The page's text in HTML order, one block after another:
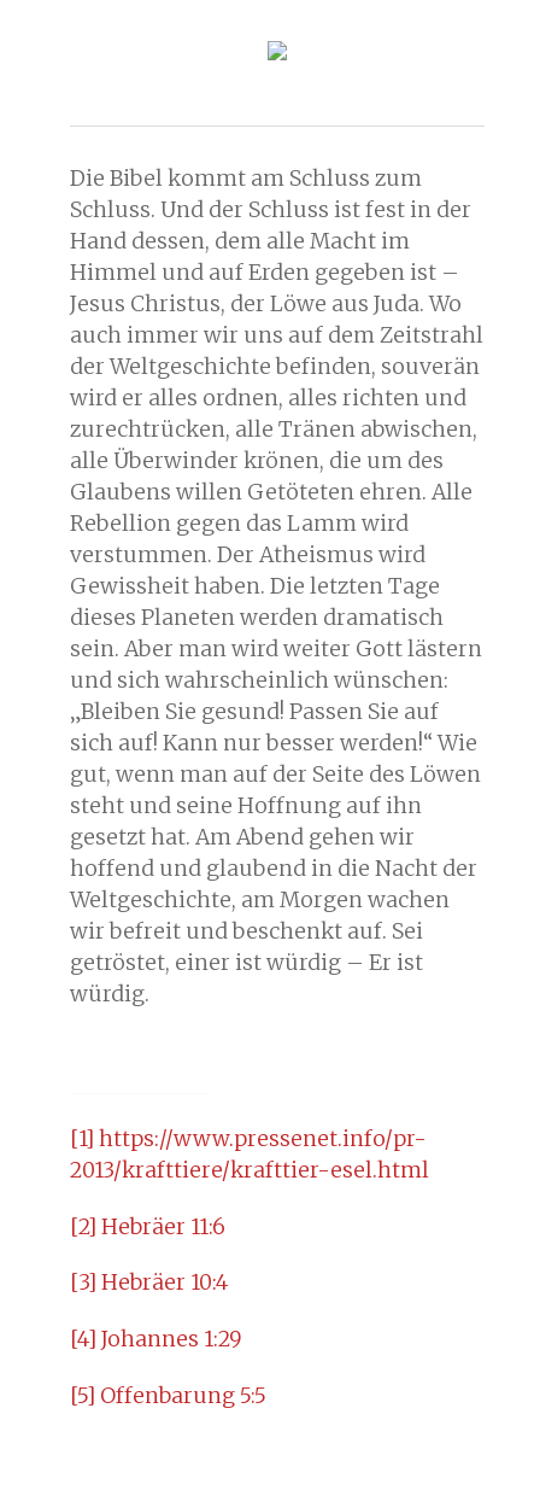
Die Bibel kommt am Schluss zum
Schluss. Und der Schluss ist fest in der
Hand dessen, dem alle Macht im
Himmel und auf Erden gegeben ist –
Jesus Christus, der Löwe aus Juda. Wo
auch immer wir uns auf dem Zeitstrahl
der Weltgeschichte befinden, souverän
wird er alles ordnen, alles richten und
zurechtrücken, alle Tränen abwischen,
alle Überwinder krönen, die um des
Glaubens willen Getöteten ehren. Alle
Rebellion gegen das Lamm wird
verstummen. Der Atheismus wird
Gewissheit haben. Die letzten Tage
dieses Planeten werden dramatisch
sein. Aber man wird weiter Gott lästern
und sich wahrscheinlich wünschen:
„Bleiben Sie gesund! Passen Sie auf
sich auf! Kann nur besser werden!“ Wie
gut, wenn man auf der Seite des Löwen
steht und seine Hoffnung auf ihn
gesetzt hat. Am Abend gehen wir
hoffend und glaubend in die Nacht der
Weltgeschichte, am Morgen wachen
wir befreit und beschenkt auf. Sei
getröstet, einer ist würdig – Er ist
würdig.
[1] https://www.pressenet.info/pr-
2013/krafttiere/krafttier-esel.html
[2] Hebräer 11:6
[3] Hebräer 10:4
[4] Johannes 1:29
[5] Offenbarung 5:5